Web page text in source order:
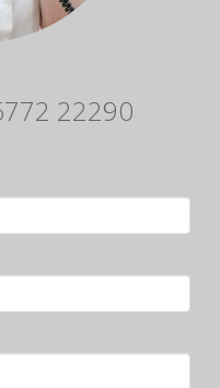
22290